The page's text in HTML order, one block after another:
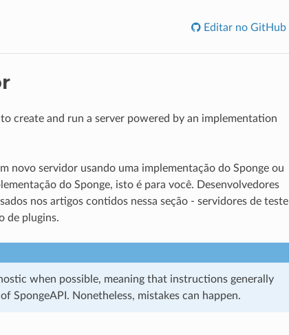
Editar no GitHub
create and run a server powered by an implementation
novo servidor usando uma implementação do Sponge ou
do Sponge, isto é para você. Desenvolvedores
nos artigos contidos nessa seção - servidores de teste
de plugins.
when possible, meaning that instructions generally
SpongeAPI. Nonetheless, mistakes can happen.